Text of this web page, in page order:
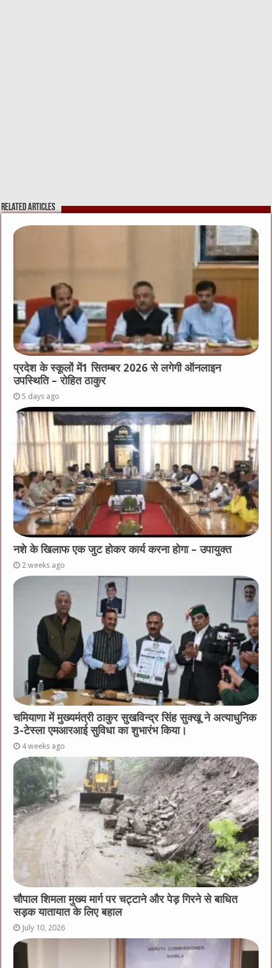
Related Articles
प्रदेश के स्कूलों में1 सितम्बर 2026 से लगेगी ऑनलाइन
उपस्थिति – रोहित ठाकुर
5 days ago
नशे के खिलाफ एक जुट होकर कार्य करना होगा – उपायुक्त
2 weeks ago
चमियाणा में मुख्यमंत्री ठाकुर सुखविन्द्र सिंह सुक्खू ने अत्याधुनिक
3-टेस्ला एमआरआई सुविधा का शुभारंभ किया।
4 weeks ago
चौपाल शिमला मुख्य मार्ग पर चट्टाने और पेड़ गिरने से बाधित
सड़क यातायात के लिए बहाल
July 10, 2026